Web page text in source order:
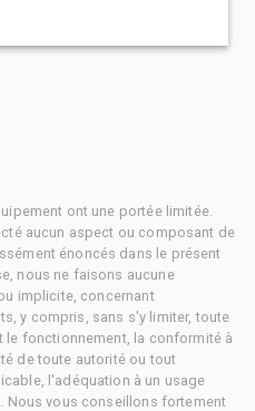
ont une portée limitée.
aucun aspect ou composant de
énoncés dans le présent
nous ne faisons aucune
implicite, concernant
y compris, sans s'y limiter, toute
le fonctionnement, la conformité à
de toute autorité ou tout
l'adéquation à un usage
Nous vous conseillons fortement